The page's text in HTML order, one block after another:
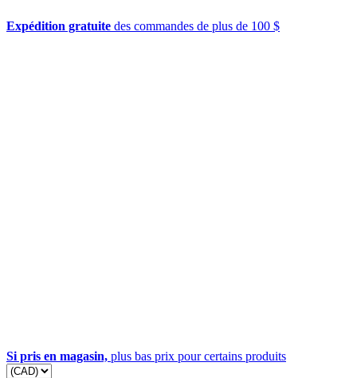
Expédition gratuite des commandes de plus de 100 $
Si pris en magasin, plus bas prix pour certains produits